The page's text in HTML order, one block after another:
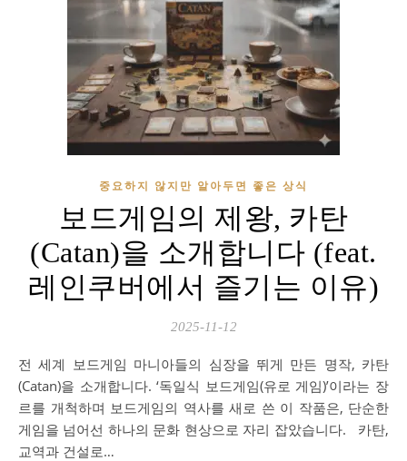
중요하지 않지만 알아두면 좋은 상식
보드게임의 제왕, 카탄
(Catan)을 소개합니다 (feat.
레인쿠버에서 즐기는 이유)
2025-11-12
전 세계 보드게임 마니아들의 심장을 뛰게 만든 명작, 카탄
(Catan)을 소개합니다. ‘독일식 보드게임(유로 게임)’이라는 장
르를 개척하며 보드게임의 역사를 새로 쓴 이 작품은, 단순한
게임을 넘어선 하나의 문화 현상으로 자리 잡았습니다. 카탄,
교역과 건설로…